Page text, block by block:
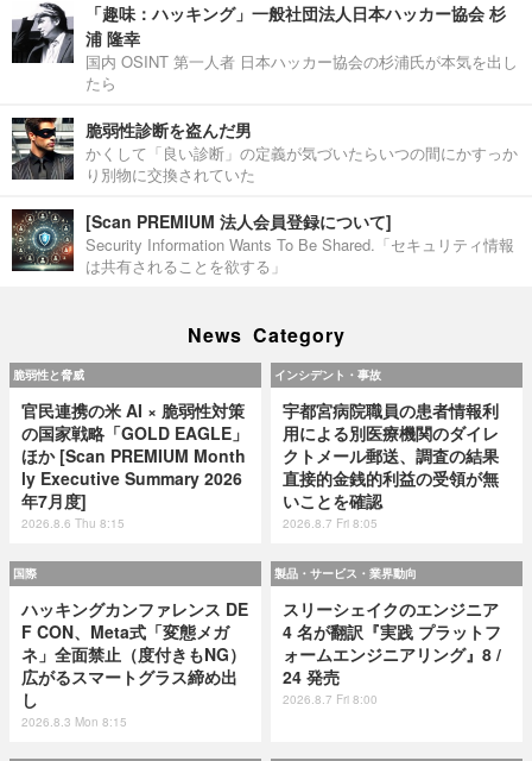
「趣味：ハッキング」一般社団法人日本ハッカー協会 杉
浦 隆幸
国内 OSINT 第一人者 日本ハッカー協会の杉浦氏が本気を出し
たら
脆弱性診断を盗んだ男
かくして「良い診断」の定義が気づいたらいつの間にかすっか
り別物に交換されていた
[Scan PREMIUM 法人会員登録について]
Security Information Wants To Be Shared.「セキュリティ情報
は共有されることを欲する」
News Category
脆弱性と脅威
官民連携の米 AI × 脆弱性対策
の国家戦略「GOLD EAGLE」
ほか [Scan PREMIUM Month
ly Executive Summary 2026
年7月度]
2026.8.6 Thu 8:15
インシデント・事故
宇都宮病院職員の患者情報利
用による別医療機関のダイレ
クトメール郵送、調査の結果
直接的金銭的利益の受領が無
いことを確認
2026.8.7 Fri 8:05
国際
ハッキングカンファレンス DE
F CON、Meta式「変態メガ
ネ」全面禁止（度付きもNG）
広がるスマートグラス締め出
し
2026.8.3 Mon 8:15
製品・サービス・業界動向
スリーシェイクのエンジニア
4 名が翻訳『実践 プラットフ
ォームエンジニアリング』8 /
24 発売
2026.8.7 Fri 8:00